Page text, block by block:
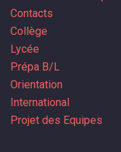
Contacts
Collège
Lycée
Prépa B/L
Orientation
International
Projet des Equipes